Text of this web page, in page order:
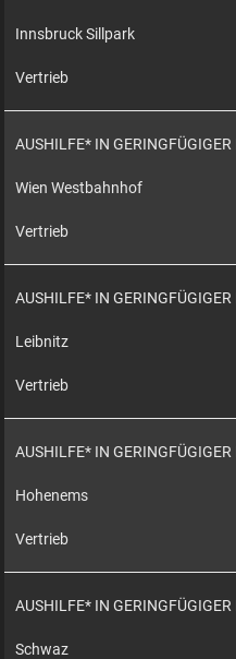
Innsbruck Sillpark
Vertrieb
AUSHILFE* IN
Wien Westbahnhof
Vertrieb
AUSHILFE* IN
Leibnitz
Vertrieb
AUSHILFE* IN
Hohenems
Vertrieb
AUSHILFE* IN
Schwaz